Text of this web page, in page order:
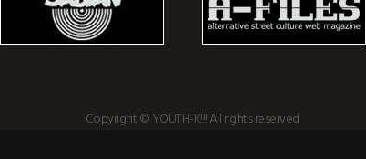
Copyright © YOUTH-K!!! All rights reserved